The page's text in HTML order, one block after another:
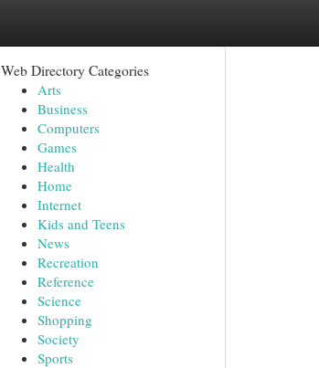
Web Directory Categories
Arts
Business
Computers
Games
Health
Home
Internet
Kids and Teens
News
Recreation
Reference
Science
Shopping
Society
Sports